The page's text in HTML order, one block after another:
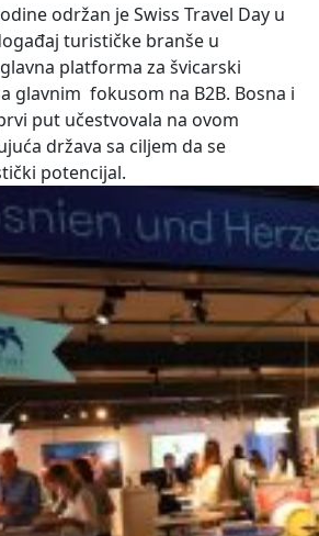
održan je Swiss Travel Day u
turističke branše u
platforma za švicarski
glavnim fokusom na B2B. Bosna i
put učestvovala na ovom
država sa ciljem da se
potencijal.